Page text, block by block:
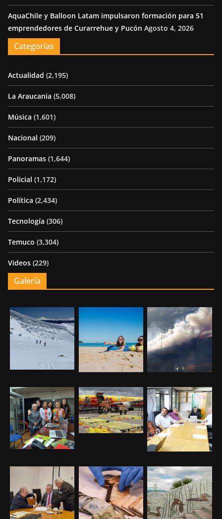
AquaChile y Balloon Latam impulsaron formación para 51
emprendedores de Curarrehue y Pucón Agosto 4, 2026
Categorías
Actualidad (2,195)
La Araucania (5,008)
Música (1,601)
Nacional (209)
Panoramas (1,644)
Policial (1,172)
Política (2,434)
Tecnología (306)
Temuco (3,304)
Videos (229)
Galería